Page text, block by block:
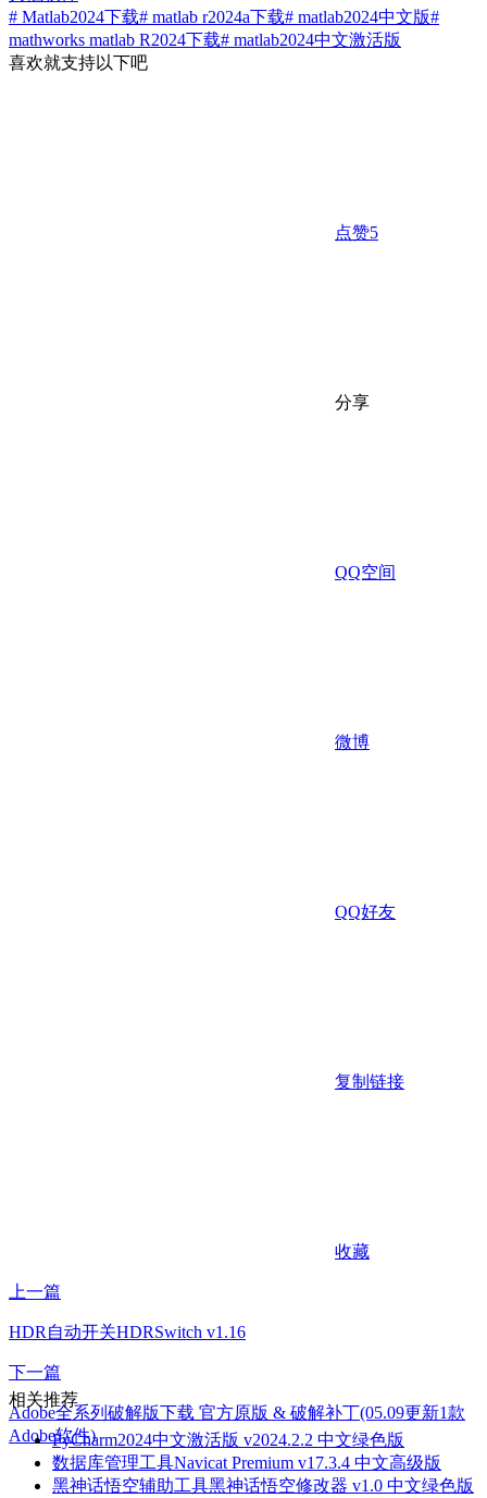
# Matlab2024下载# matlab r2024a下载# matlab2024中文版#
mathworks matlab R2024下载# matlab2024中文激活版
喜欢就支持以下吧
点赞5
分享
QQ空间
微博
QQ好友
复制链接
收藏
上一篇
HDR自动开关HDRSwitch v1.16
下一篇
Adobe全系列破解版下载 官方原版 & 破解补丁(05.09更新1款
Adobe软件)
相关推荐
PyCharm2024中文激活版 v2024.2.2 中文绿色版
数据库管理工具Navicat Premium v17.3.4 中文高级版
黑神话悟空辅助工具黑神话悟空修改器 v1.0 中文绿色版